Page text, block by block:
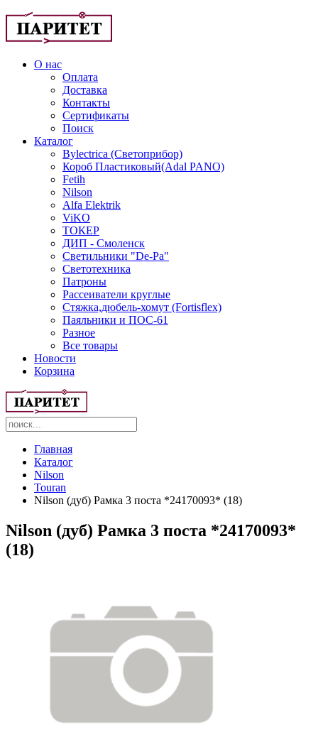
О нас
Оплата
Доставка
Контакты
Сертификаты
Поиск
Каталог
Bylectrica (Светоприбор)
Короб Пластиковый(Adal PANO)
Fetih
Nilson
Alfa Elektrik
ViKO
ТОКЕР
ДИП - Смоленск
Светильники "De-Pa"
Светотехника
Патроны
Рассеиватели круглые
Стяжка,дюбель-хомут (Fortisflex)
Паяльники и ПОС-61
Разное
Все товары
Новости
Корзина
Главная
Каталог
Nilson
Touran
Nilson (дуб) Рамка 3 поста *24170093* (18)
Nilson (дуб) Рамка 3 поста *24170093*
(18)